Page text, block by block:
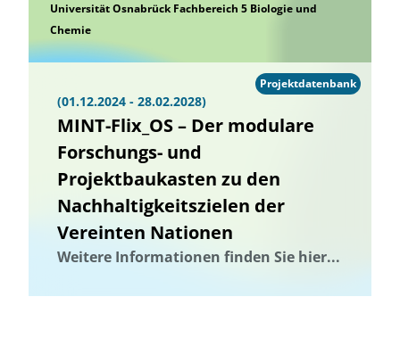
Universität Osnabrück Fachbereich 5 Biologie und
Chemie
(01.12.2024 - 28.02.2028)
MINT-Flix_OS – Der modulare
Forschungs- und
Projektbaukasten zu den
Nachhaltigkeitszielen der
Vereinten Nationen
Weitere Informationen finden Sie hier...
Projektdatenbank